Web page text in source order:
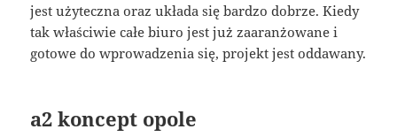
jest użyteczna oraz układa się bardzo dobrze. Kiedy
tak właściwie całe biuro jest już zaaranżowane i
gotowe do wprowadzenia się, projekt jest oddawany.
a2 koncept opole